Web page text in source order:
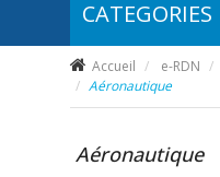
Accueil e-RDN
Aéronautique
Aéronautique